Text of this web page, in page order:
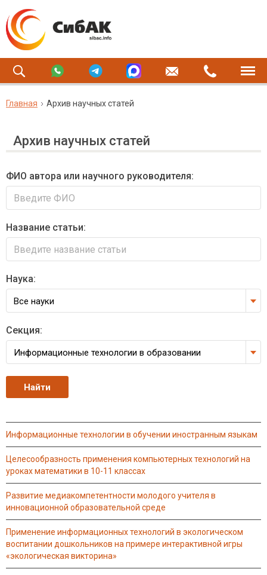
Главная Архив научных статей
Архив научных статей
ФИО автора или научного руководителя:
Название статьи:
Наука:
Все науки
Секция:
Информационные технологии в образовании
информационные технологии в обучении иностранным языкам
целесообразность применения компьютерных технологий на
уроках математики в 10-11 классах
развитие медиакомпетентности молодого учителя в
инновационной образовательной среде
применение информационных технологий в экологическом
воспитании дошкольников на примере интерактивной игры
«экологическая викторина»